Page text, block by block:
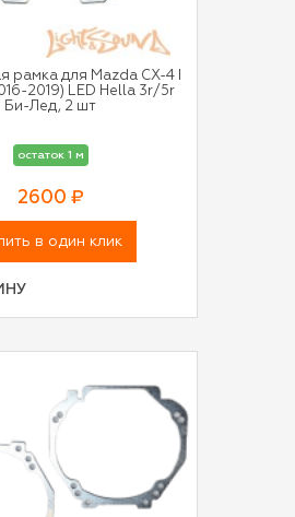
рамка для Mazda CX-4 I
2019) LED Hella 3r/5r
Би-Лед, 2 шт
остаток 1 м
2600 ₽
в один клик